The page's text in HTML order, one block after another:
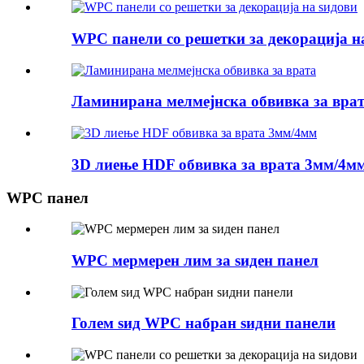
WPC панели со решетки за декорација
Ламинирана мелмејнска обвивка за
3D лиење HDF обвивка за врата 3мм/
WPC панел
WPC мермерен лим за ѕиден панел
Голем ѕид WPC набран ѕидни панели